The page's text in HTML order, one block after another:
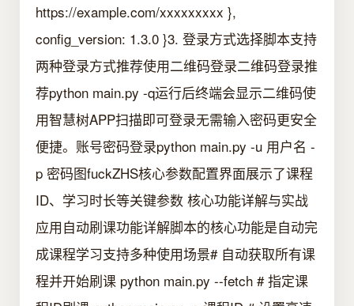
https://example.com/xxxxxxxxx },
config_version: 1.3.0 }3. 登录方式选择脚本支持
两种登录方式推荐使用二维码登录二维码登录推
荐python main.py -q运行后终端会显示二维码使
用智慧树APP扫描即可登录无需输入密码更安全
便捷。账号密码登录python main.py -u 用户名 -
p 密码图fuckZHS核心参数配置界面展示了课程
ID、学习时长等关键参数 核心功能详解与实战
应用自动刷课功能详解脚本的核心功能是自动完
成课程学习支持多种使用场景# 自动获取所有课
程并开始刷课 python main.py --fetch # 指定课